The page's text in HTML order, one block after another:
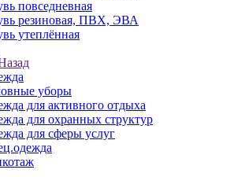
повседневная
резиновая, ПВХ, ЭВА
утеплённая
уборы
для активного отдыха
для охранных структур
для сферы услуг